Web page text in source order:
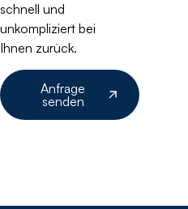
schnell und
unkompliziert bei
Ihnen zurück.
Anfrage
senden